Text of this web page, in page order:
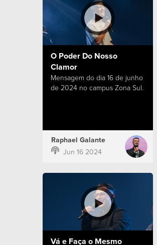
O Poder Do Nosso
Clamor
Mensagem do dia 16 de junho
de 2024 no campus Zona Sul.
Raphael Galante
Jun 16 2024
Vá e Faça o Mesmo